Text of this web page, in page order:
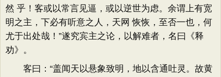
然 乎！客或以常言见逼，或以逆世为虑。余谓上有宽
明之主，下必有听意之人，天网 恢恢，至否一也，何
尤于出处哉！”遂究宾主之论，以解难者，名曰《释
劝》。
客曰：“盖闻天以悬象致明，地以含通吐灵。故黄